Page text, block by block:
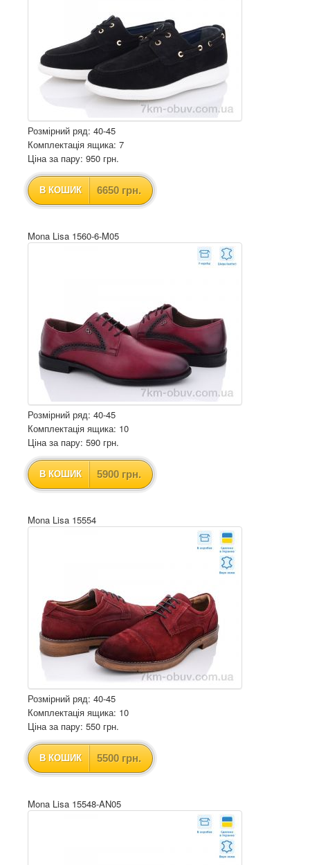
Розмірний ряд: 40-45
Комплектація ящика: 7
Ціна за пару: 950 грн.
В КОШИК 6650 грн.
Mona Lisa 1560-6-M05
Розмірний ряд: 40-45
Комплектація ящика: 10
Ціна за пару: 590 грн.
В КОШИК 5900 грн.
Mona Lisa 15554
Розмірний ряд: 40-45
Комплектація ящика: 10
Ціна за пару: 550 грн.
В КОШИК 5500 грн.
Mona Lisa 15548-AN05